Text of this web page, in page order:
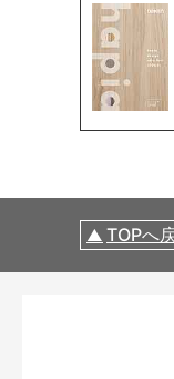
TOPへ